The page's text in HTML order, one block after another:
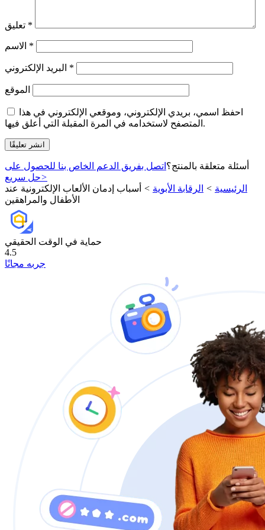
*
*
*
الموقع
احفظ اسمي، بريدي الإلكتروني، وموقعي الإلكتروني في هذا
المتصفح لاستخدامه في المرة المقبلة التي أعلق فيها.
أسئلة متعلقة بالمنتج؟ اتصل بفريق الدعم الخاص بنا للحصول على
حل سريع>
الرئيسية > الرقابة الأبوية >
أسباب إدمان الألعاب الإلكترونية عند
الأطفال والمراهقين
حماية في الوقت الحقيقي
4.5
جربه مجانًا